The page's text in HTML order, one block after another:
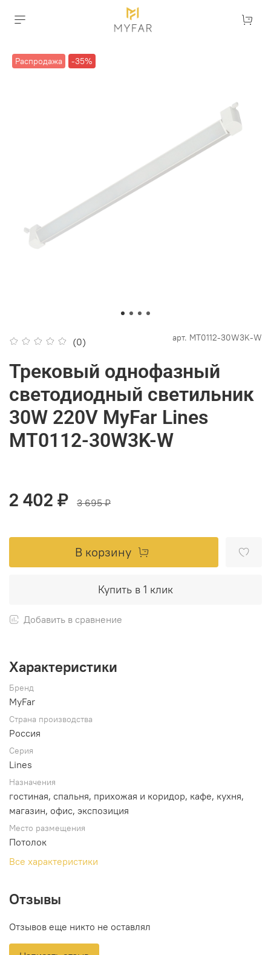
Распродажа -35%
(0) арт. MT0112-30W3K-W
Трековый однофазный
светодиодный светильник
30W 220V MyFar Lines
MT0112-30W3K-W
2 402 ₽ 3 695 ₽
В корзину
Купить в 1 клик
Добавить в сравнение
Характеристики
Бренд
MyFar
Страна производства
Россия
Серия
Lines
Назначения
гостиная, спальня, прихожая и коридор, кафе, кухня,
магазин, офис, экспозиция
Место размещения
Потолок
Все характеристики
Отзывы
Отзывов еще никто не оставлял